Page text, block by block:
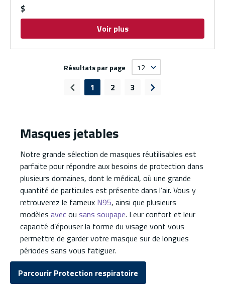
$
Voir plus
Résultats par page
Page précédente
1 2 3 Page suivante
Masques jetables
Notre grande sélection de masques réutilisables est
parfaite pour répondre aux besoins de protection dans
plusieurs domaines, dont le médical, où une grande
quantité de particules est présente dans l’air. Vous y
retrouverez le fameux N95, ainsi que plusieurs
modèles avecou sans soupape. Leur confort et leur
capacité d’épouser la forme du visage vont vous
permettre de garder votre masque sur de longues
périodes sans vous fatiguer.
Parcourir Protection respiratoire